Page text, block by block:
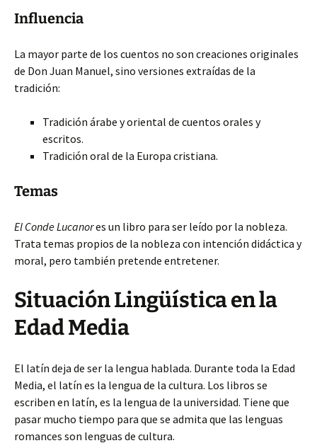
Influencia
La mayor parte de los cuentos no son creaciones originales
de Don Juan Manuel, sino versiones extraídas de la
tradición:
Tradición árabe y oriental de cuentos orales y
escritos.
Tradición oral de la Europa cristiana.
Temas
El Conde Lucanores un libro para ser leído por la nobleza.
Trata temas propios de la nobleza con intención didáctica y
moral, pero también pretende entretener.
Situación Lingüística en la
Edad Media
El latín deja de ser la lengua hablada. Durante toda la Edad
Media, el latín es la lengua de la cultura. Los libros se
escriben en latín, es la lengua de la universidad. Tiene que
pasar mucho tiempo para que se admita que las lenguas
romances son lenguas de cultura.